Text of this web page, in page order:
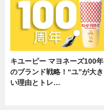
キユーピー マヨネーズ100年
のブランド戦略！“ユ”が大き
い理由とトレ…